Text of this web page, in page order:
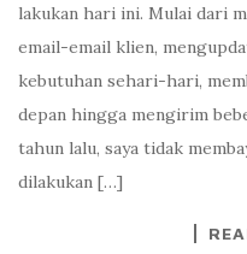
lakukan hari ini. Mulai dari
email-email klien,
kebutuhan sehari-hari,
depan hingga mengirim
tahun lalu, saya tidak
dilakukan […]